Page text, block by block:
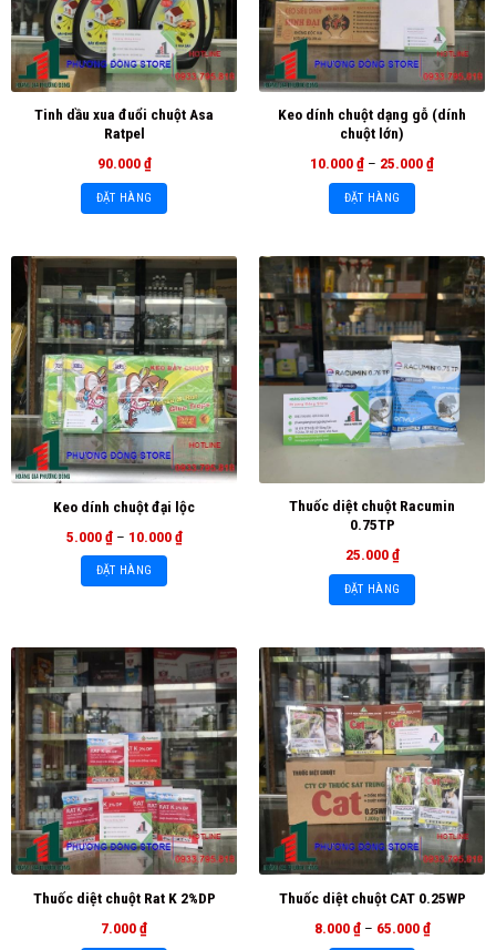
Tinh dầu xua đuổi chuột Asa
Ratpel
90.000₫
ĐẶT HÀNG
Keo dính chuột dạng gỗ (dính
chuột lớn)
10.000₫ – 25.000₫
ĐẶT HÀNG
Keo dính chuột đại lộc
5.000₫ – 10.000₫
ĐẶT HÀNG
Thuốc diệt chuột Racumin
0.75TP
25.000₫
ĐẶT HÀNG
Thuốc diệt chuột Rat K 2%DP
7.000₫
Thuốc diệt chuột CAT 0.25WP
8.000₫ – 65.000₫